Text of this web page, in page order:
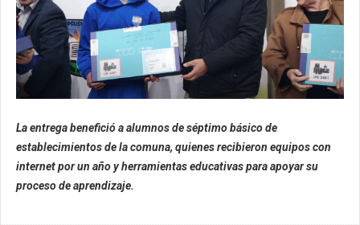
La entrega benefició a alumnos de séptimo básico de
establecimientos de la comuna, quienes recibieron equipos con
internet por un año y herramientas educativas para apoyar su
proceso de aprendizaje.